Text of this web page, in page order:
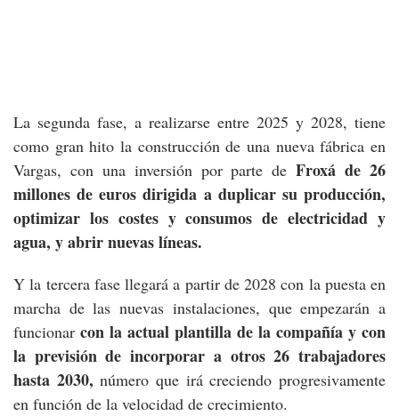
La segunda fase, a realizarse entre 2025 y 2028, tiene
como gran hito la construcción de una nueva fábrica en
Vargas, con una inversión por parte de Froxá de 26
millones de euros dirigida a duplicar su producción,
optimizar los costes y consumos de electricidad y
agua, y abrir nuevas líneas.
Y la tercera fase llegará a partir de 2028 con la puesta en
marcha de las nuevas instalaciones, que empezarán a
funcionar con la actual plantilla de la compañía y con
la previsión de incorporar a otros 26 trabajadores
hasta 2030, número que irá creciendo progresivamente
en función de la velocidad de crecimiento.